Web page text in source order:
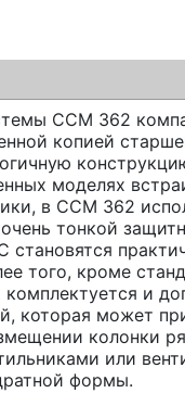
CCM 362
копией
моделях
в CCM 362
тонкой
становятся
того, кроме
комплектуется и
которая может
колонки
или
формы.